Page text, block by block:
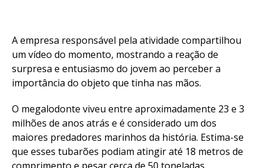
A empresa responsável pela atividade compartilhou
um vídeo do momento, mostrando a reação de
surpresa e entusiasmo do jovem ao perceber a
importância do objeto que tinha nas mãos.
O megalodonte viveu entre aproximadamente 23 e 3
milhões de anos atrás e é considerado um dos
maiores predadores marinhos da história. Estima-se
que esses tubarões podiam atingir até 18 metros de